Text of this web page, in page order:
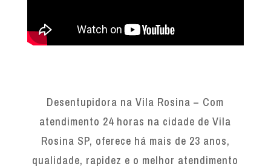
Desentupidora na Vila Rosina – Com
atendimento 24 horas na cidade de Vila
Rosina SP, oferece há mais de 23 anos,
qualidade, rapidez e o melhor atendimento